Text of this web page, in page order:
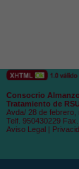
Consocrio
Tratamiento de
Avda/ 28 de febrero,
Telf. 950430229
Aviso Legal |